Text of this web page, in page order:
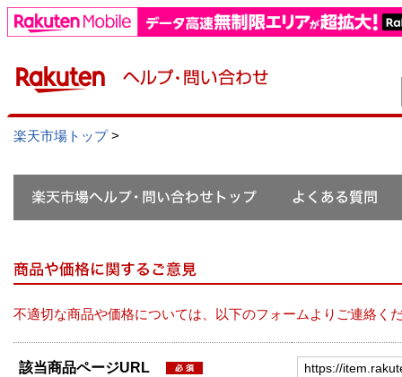
楽天市場トップ>
不適切な商品や価格については、以下のフォームよりご連絡く
該当商品ページURL